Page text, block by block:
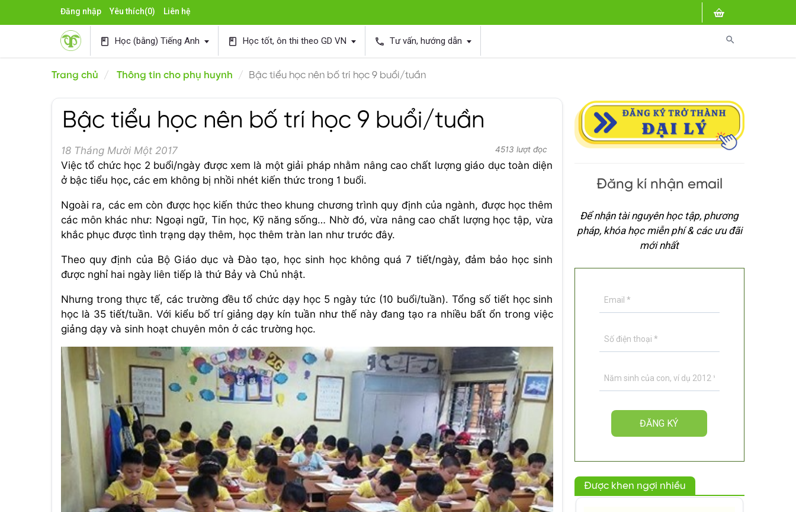
Đăng nhập Yêu thích(0) Liên hệ
search
book Học (bằng) Tiếng Anh book Học tốt, ôn thi theo GD VN phone Tư vấn, hướng dẫn
Trang chủ Thông tin cho phụ huynh Bậc tiểu học nên bố trí học 9 buổi/tuần
Bậc tiểu học nên bố trí học 9 buổi/tuần
18 Tháng Mười Một 2017 4513 lượt đọc
Việc tổ chức học 2 buổi/ngày được xem là một giải pháp nhằm nâng cao chất lượng giáo dục toàn diện
ở bậc tiểu học, các em không bị nhồi nhét kiến thức trong 1 buổi.
Ngoài ra, các em còn được học kiến thức theo khung chương trình quy định của ngành, được học thêm
các môn khác như: Ngoại ngữ, Tin học, Kỹ năng sống… Nhờ đó, vừa nâng cao chất lượng học tập, vừa
khắc phục được tình trạng dạy thêm, học thêm tràn lan như trước đây.
Theo quy định của Bộ Giáo dục và Đào tạo, học sinh học không quá 7 tiết/ngày, đảm bảo học sinh
được nghỉ hai ngày liên tiếp là thứ Bảy và Chủ nhật.
Nhưng trong thực tế, các trường đều tổ chức dạy học 5 ngày tức (10 buổi/tuần). Tổng số tiết học sinh
học là 35 tiết/tuần. Với kiểu bố trí giảng dạy kín tuần như thế này đang tạo ra nhiều bất ổn trong việc
giảng dạy và sinh hoạt chuyên môn ở các trường học.
Đăng kí nhận email
Để nhận tài nguyên học tập, phương
pháp, khóa học miễn phí & các ưu đãi
mới nhất
Được khen ngợi nhiều